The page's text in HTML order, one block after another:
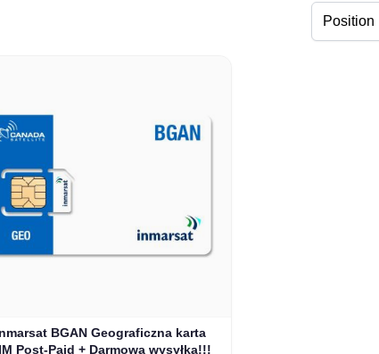
BGAN Geograficzna karta
Post-Paid + Darmowa wysyłka!!!